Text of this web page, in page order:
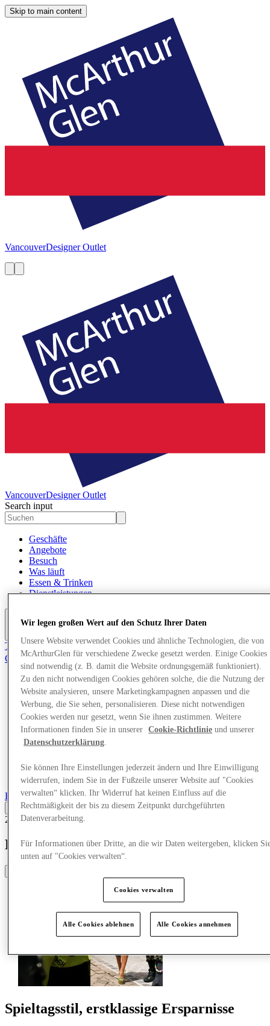
Skip to main content
VancouverDesigner Outlet
VancouverDesigner Outlet
Search input
Geschäfte
Angebote
Besuch
Was läuft
Essen & Trinken
Dienstleistungen
Tritt dem Club bei.
Gerettet
de
Geschäfte
Angebote
Besuch
Was läuft
Essen & Trinken
Dienstleistungen
Back
20.05.26
Kanalisiere den Geist des schönen Spiels
Spieltagsstil, erstklassige Ersparnisse
Wir legen großen Wert auf den Schutz Ihrer Daten
Unsere Website verwendet Cookies und ähnliche Technologien, die von
McArthurGlen für verschiedene Zwecke gesetzt werden. Einige Cookies
sind notwendig (z. B. damit die Website ordnungsgemäß funktioniert).
Zu den nicht notwendigen Cookies gehören solche, die die Nutzung der
Website analysieren, unsere Marketingkampagnen anpassen und die
Werbung, die Sie sehen, personalisieren. Diese nicht notwendigen
Cookies werden nur gesetzt, wenn Sie ihnen zustimmen. Weitere
Informationen finden Sie in unserer
Cookie-Richtlinie und unserer
Datenschutzerklärung.
Sie können Ihre Einstellungen jederzeit ändern und Ihre Einwilligung
widerrufen, indem Sie in der Fußzeile unserer Website auf "Cookies
verwalten“ klicken. Ihr Widerruf hat keinen Einfluss auf die
Rechtmäßigkeit der bis zu diesem Zeitpunkt durchgeführten
Datenverarbeitung.
Für Informationen über Dritte, an die wir Daten weitergeben, klicken
unten auf "Cookies verwalten“.
Cookies verwalten
Alle Cookies ablehnen Alle Cookies annehmen